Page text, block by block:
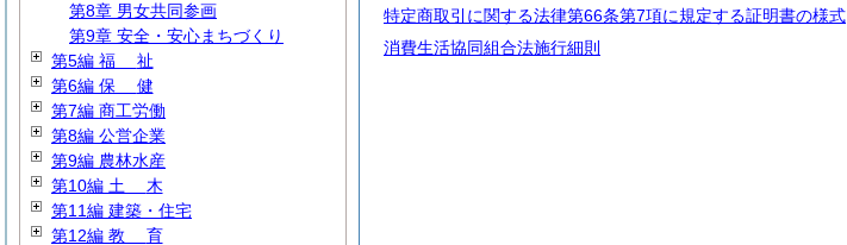
特定商取引に関する法律第66条第7項に規定する証明書の様式
消費生活協同組合法施行細則
第8章 男女共同参画
第9章 安全・安心まちづくり
第5編 福 祉
第6編 保 健
第7編 商工労働
第8編 公営企業
第9編 農林水産
第10編 土 木
第11編 建築・住宅
第12編 教 育